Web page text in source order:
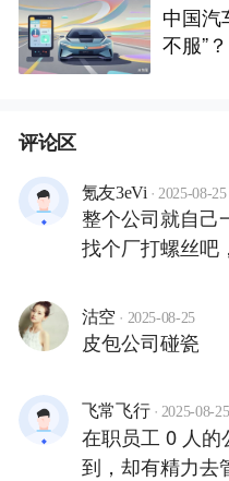
中国汽
不服”？
评论区
氪友3eVi · 2025-08-25
整个公司就自己
找个厂打螺丝吧
沽空 · 2025-08-25
皮包公司碰瓷
飞常飞行 · 2025-08-25
在职员工 0 人
到，却有精力去